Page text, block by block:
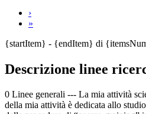
›
»
{startItem} - {endItem} di
Descrizione linee
0 Linee generali --- La mia attività
della mia attività è dedicata allo